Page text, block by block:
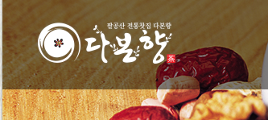
Sketchbook5, 스케치북5
Sketchbook5, 스케치북5